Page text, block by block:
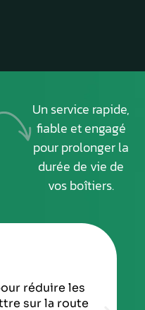
Un service rapide,
fiable et engagé
pour prolonger la
durée de vie de
vos boîtiers.
réduire les
sur la route